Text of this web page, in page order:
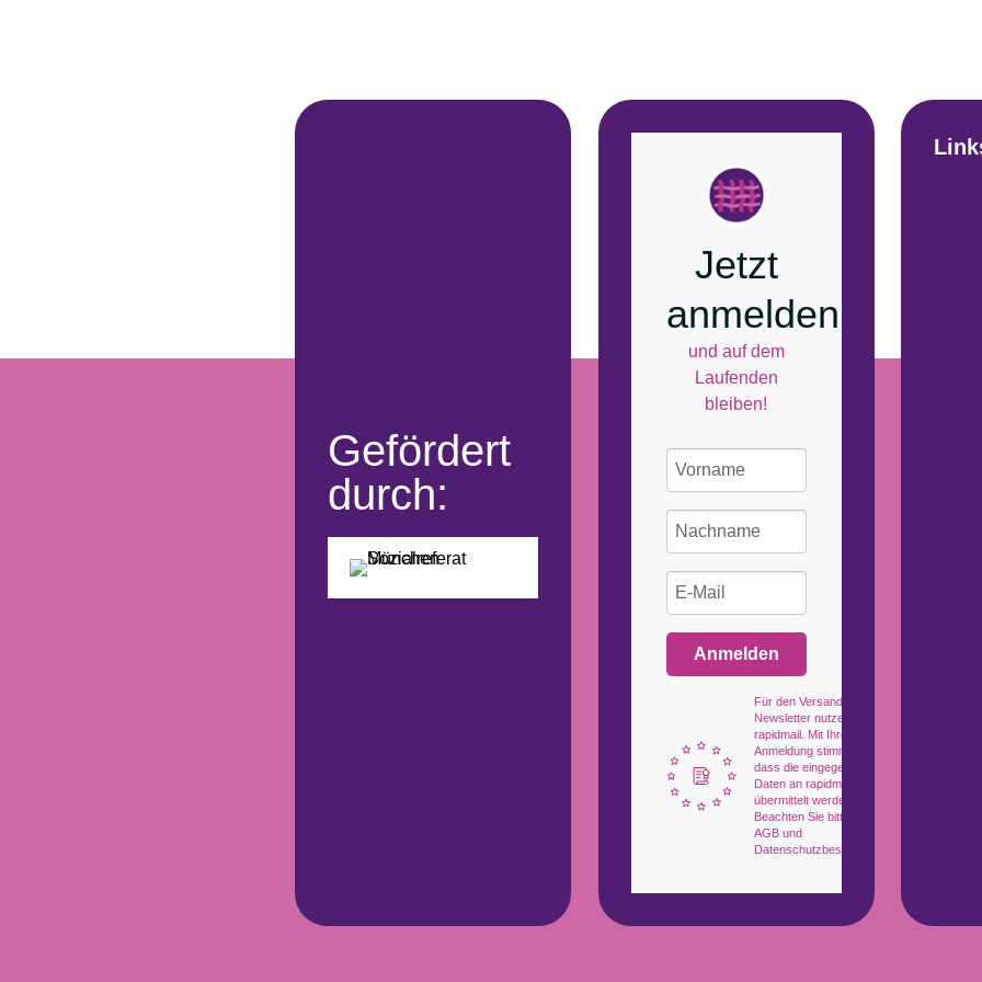
Gefördert
durch:
Jetzt
anmelden
und auf dem
Laufenden
bleiben!
Anmelden
Für den Versand unserer
Newsletter nutzen wir
rapidmail. Mit Ihrer
Anmeldung stimmen Sie zu,
dass die eingegebenen
Daten an rapidmail
übermittelt werden.
Beachten Sie bitte auch die
AGB und
Datenschutzbestimmungen.